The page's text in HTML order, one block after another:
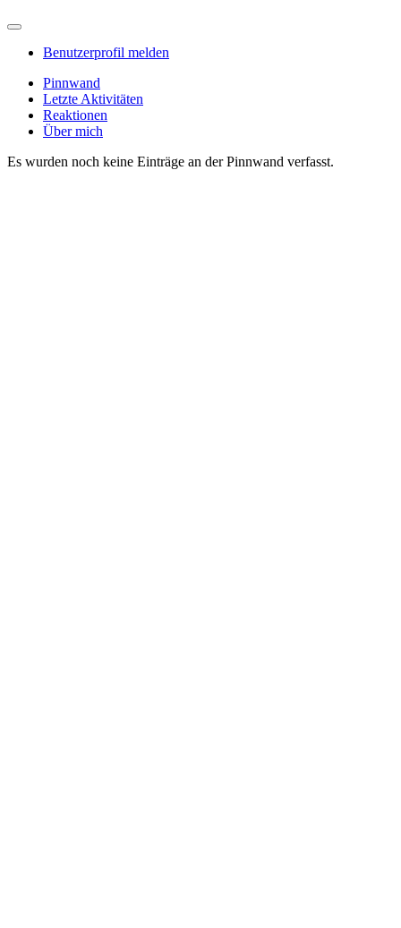
Benutzerprofil melden
Pinnwand
Letzte Aktivitäten
Reaktionen
Über mich
Es wurden noch keine Einträge an der Pinnwand verfasst.